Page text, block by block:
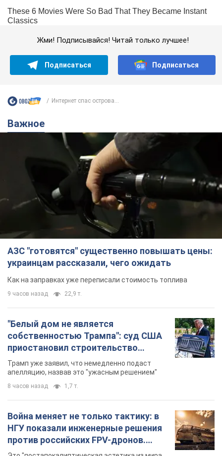
Жми! Подписывайся! Читай только лучшее!
Подписаться Подписаться
Интернет спас острова...
Важное
АЗС "готовятся" существенно повышать цены:
украинцам рассказали, чего ожидать
Как на заправках уже переписали стоимость топлива
9 часов назад 22,9 т.
"Белый дом не является
собственностью Трампа": суд США
приостановил строительство
бального зала стоимостью 400 млн
долларов
Трамп уже заявил, что немедленно подаст
апелляцию, назвав это "ужасным решением"
8 часов назад 1,7 т.
Война меняет не только тактику: в
НГУ показали инженерные решения
против российских FPV-дронов.
Фото